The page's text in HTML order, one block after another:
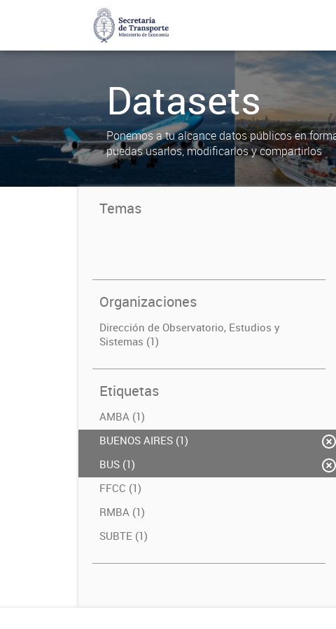
Datasets
Ponemos a tu alcance datos públicos en
puedas usarlos, modificarlos y compartirlos
Temas
Organizaciones
Dirección de Observatorio, Estudios y
Sistemas (1)
Etiquetas
AMBA (1)
BUENOS AIRES (1)
BUS (1)
FFCC (1)
RMBA (1)
SUBTE (1)